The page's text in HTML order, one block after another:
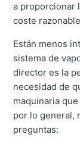
a proporcionar
coste
Están menos
sistema de
director es la
necesidad de
maquinaria
por lo general,
preguntas: